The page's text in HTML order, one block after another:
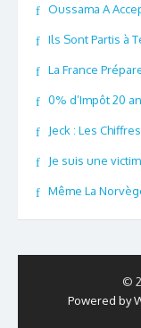
Oussama A
Ils Sont Partis à
La France
0% d’Impôt 20
Jeck : Les
Je suis une
Même La
©
Powered by